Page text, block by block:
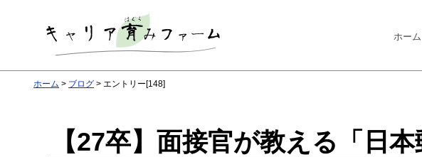
ホーム
ホーム ブログ エントリー[148]
【27卒】面接官が教える「日